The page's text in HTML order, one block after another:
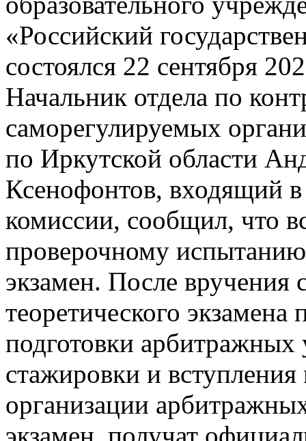
«Российский
состоялся 22 сентября
Начальник отдела по
саморегулируемых
по Иркутской области
Ксенофонтов, входящий
комиссии, сообщил, что
проверочному
экзамен. После вручения
теоретического
подготовки
стажировки и
организации